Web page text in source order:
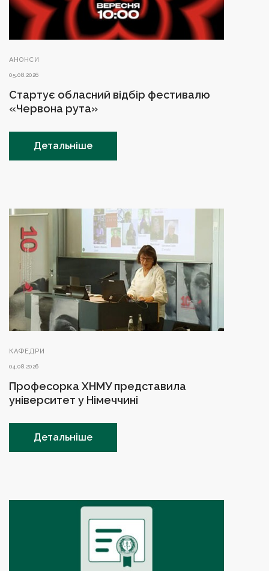
АНОНСИ
05.08.2026
Стартує обласний відбір фестивалю
«Червона рута»
Детальніше
КАФЕДРИ
04.08.2026
Професорка ХНМУ представила
університет у Німеччині
Детальніше